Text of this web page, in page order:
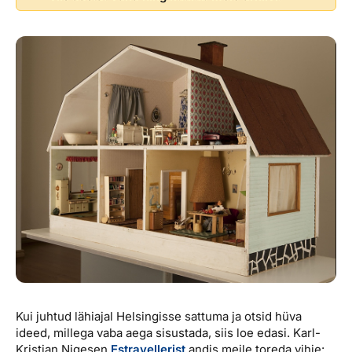
Reisiajakiri Traveller
Airalo eSIM
Reisija meelespea
Platinum Club
Püsisoodustused
Boonuspunktid
Ettevõttest, kontaktid, reisikonsultandi teenus, tule
tööle, uudised...
Ettevõttest
Kontaktid
Reisikonsultandi teenus
Tule tööle
Uudised
Kui juhtud lähiajal Helsingisse sattuma ja otsid hüva
ideed, millega vaba aega sisustada, siis loe edasi. Karl-